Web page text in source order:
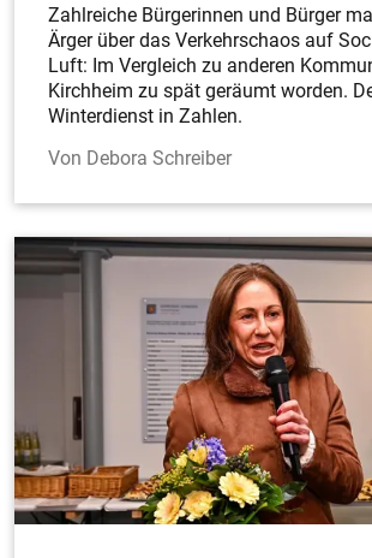
Zahlreiche Bürgerinnen und Bürger
Ärger über das Verkehrschaos auf
Luft: Im Vergleich zu anderen
Kirchheim zu spät geräumt worden.
Winterdienst in Zahlen.
Debora Schreiber